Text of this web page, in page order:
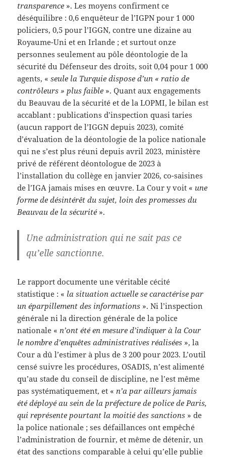
transparence ». Les moyens confirment ce
déséquilibre : 0,6 enquêteur de l’IGPN pour 1 000
policiers, 0,5 pour l’IGGN, contre une dizaine au
Royaume-Uni et en Irlande ; et surtout onze
personnes seulement au pôle déontologie de la
sécurité du Défenseur des droits, soit 0,04 pour 1 000
agents, « seule la Turquie dispose d’un « ratio de
contrôleurs » plus faible ». Quant aux engagements
du Beauvau de la sécurité et de la LOPMI, le bilan est
accablant : publications d’inspection quasi taries
(aucun rapport de l’IGGN depuis 2023), comité
d’évaluation de la déontologie de la police nationale
qui ne s’est plus réuni depuis avril 2023, ministère
privé de référent déontologue de 2023 à
l’installation du collège en janvier 2026, co-saisines
de l’IGA jamais mises en œuvre. La Cour y voit « une
forme de désintérêt du sujet, loin des promesses du
Beauvau de la sécurité ».
Une administration qui ne sait pas ce
qu’elle sanctionne.
Le rapport documente une véritable cécité
statistique : « la situation actuelle se caractérise par
un éparpillement des informations ». Ni l’inspection
générale ni la direction générale de la police
nationale «n’ont été en mesure d’indiquer à la Cour
le nombre d’enquêtes administratives réalisées », la
Cour a dû l’estimer à plus de 3 200 pour 2023. L’outil
censé suivre les procédures, OSADIS, n’est alimenté
qu’au stade du conseil de discipline, ne l’est même
pas systématiquement, et « n’a par ailleurs jamais
été déployé au sein de la préfecture de police de Paris,
qui représente pourtant la moitié des sanctions » de
la police nationale ; ses défaillances ont empêché
l’administration de fournir, et même de détenir, un
état des sanctions comparable à celui qu’elle publie